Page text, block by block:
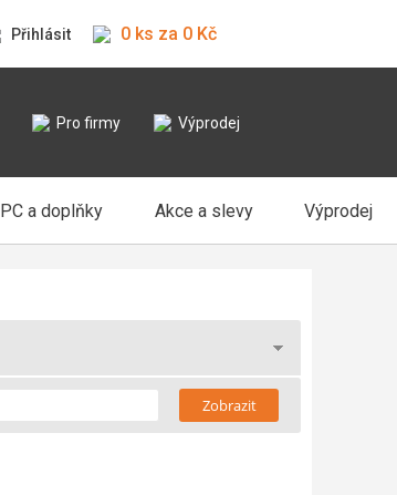
Přihlásit 0 ks za 0 Kč
Pro firmy Výprodej
PC a doplňky Akce a slevy Výprodej